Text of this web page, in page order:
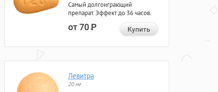
Самый долгоиграющий
препарат. Эффект до 36 часов.
от 70Р Купить
Левитра
20 мг